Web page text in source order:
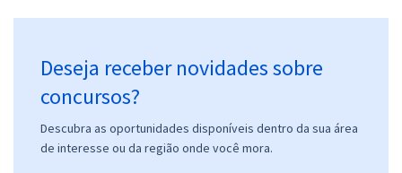
Deseja receber novidades sobre
concursos?
Descubra as oportunidades disponíveis dentro da sua área
de interesse ou da região onde você mora.